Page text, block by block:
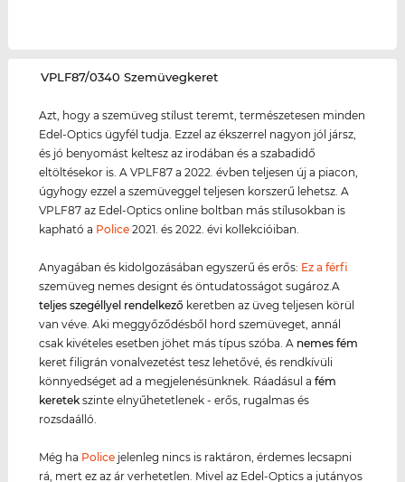
‌VPLF87/0340 Szemüvegkeret
Azt, hogy a szemüveg stílust teremt, természetesen minden
Edel-Optics ügyfél tudja. Ezzel az ékszerrel nagyon jól jársz,
és jó benyomást keltesz az irodában és a szabadidő
eltöltésekor is. A VPLF87 a 2022. évben teljesen új a piacon,
úgyhogy ezzel a szemüveggel teljesen korszerű lehetsz. A
VPLF87 az Edel-Optics online boltban más stílusokban is
kapható a Police 2021. és 2022. évi kollekcióiban.
Anyagában és kidolgozásában egyszerű és erős: Ez a férfi
szemüveg nemes designt és öntudatosságot sugároz.A
teljes szegéllyel rendelkező keretben az üveg teljesen körül
van véve. Aki meggyőződésből hord szemüveget, annál
csak kivételes esetben jöhet más típus szóba. A nemes fém
keret filigrán vonalvezetést tesz lehetővé, és rendkívüli
könnyedséget ad a megjelenésünknek. Ráadásul afém
keretek szinte elnyűhetetlenek - erős, rugalmas és
rozsdaálló.
Még ha Police jelenleg nincs is raktáron, érdemes lecsapni
rá, mert ez az ár verhetetlen. Mivel az Edel-Optics a jutányos